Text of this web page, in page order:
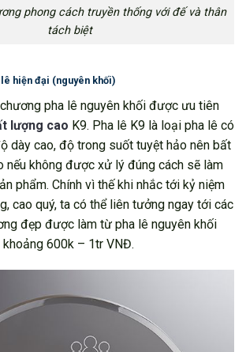
phong cách truyền thống với đế và thân
tách biệt
hiện đại (nguyên khối)
pha lê nguyên khối được ưu tiên
lượng cao K9. Pha lê K9 là loại pha lê có
dày cao, độ trong suốt tuyệt hảo nên bất
nếu không được xử lý đúng cách sẽ làm
phẩm. Chính vì thế khi nhắc tới kỷ niệm
cao quý, ta có thể liên tưởng ngay tới các
đẹp được làm từ pha lê nguyên khối
600k – 1tr VNĐ.